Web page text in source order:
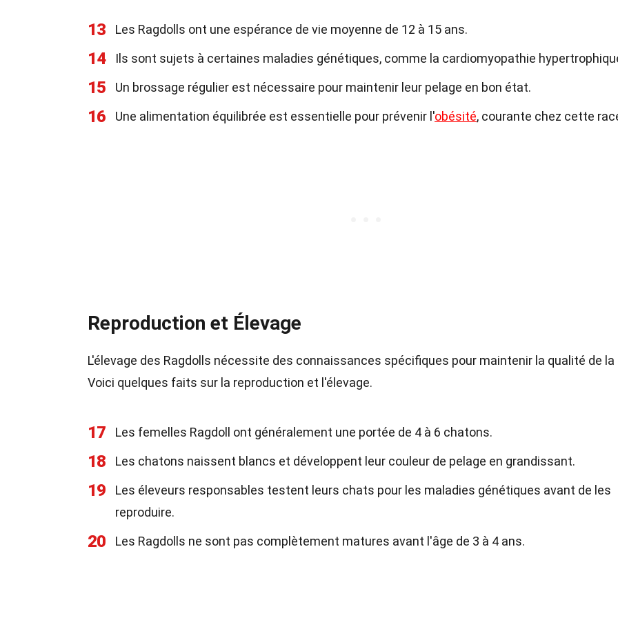
13 Les Ragdolls ont une espérance de vie moyenne de 12 à 15 ans.
14 Ils sont sujets à certaines maladies génétiques, comme la cardiomyopathie
15 Un brossage régulier est nécessaire pour maintenir leur pelage en bon état.
16 Une alimentation équilibrée est essentielle pour prévenir l'obésité, courante chez cette
Reproduction et Élevage
L'élevage des Ragdolls nécessite des connaissances spécifiques pour maintenir la qualité de la
Voici quelques faits sur la reproduction et l'élevage.
17 Les femelles Ragdoll ont généralement une portée de 4 à 6 chatons.
18 Les chatons naissent blancs et développent leur couleur de pelage en grandissant.
19
Les éleveurs responsables testent leurs chats pour les maladies génétiques avant de les
reproduire.
20 Les Ragdolls ne sont pas complètement matures avant l'âge de 3 à 4 ans.